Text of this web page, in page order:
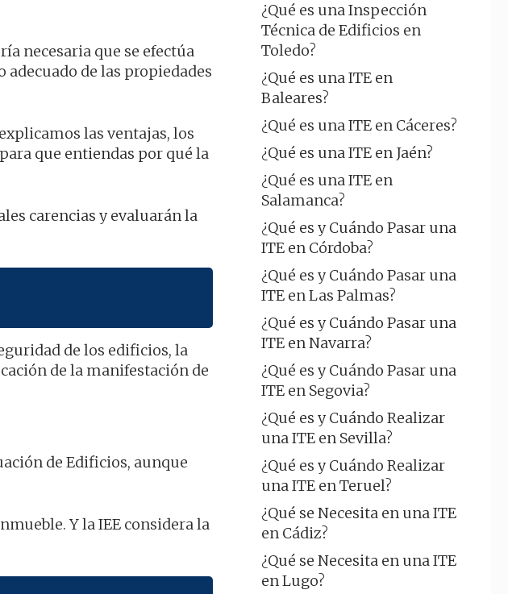
necesaria que se efectúa
de las propiedades
las ventajas, los
que entiendas por qué la
carencias y evaluarán la
de los edificios, la
de la manifestación de
de Edificios, aunque
Y la IEE considera la
¿Qué es una Inspección
Técnica de Edificios en
Toledo?
¿Qué es una ITE en
Baleares?
¿Qué es una ITE en Cáceres?
¿Qué es una ITE en Jaén?
¿Qué es una ITE en
Salamanca?
¿Qué es y Cuándo Pasar una
ITE en Córdoba?
¿Qué es y Cuándo Pasar una
ITE en Las Palmas?
¿Qué es y Cuándo Pasar una
ITE en Navarra?
¿Qué es y Cuándo Pasar una
ITE en Segovia?
¿Qué es y Cuándo Realizar
una ITE en Sevilla?
¿Qué es y Cuándo Realizar
una ITE en Teruel?
¿Qué se Necesita en una ITE
en Cádiz?
¿Qué se Necesita en una ITE
en Lugo?